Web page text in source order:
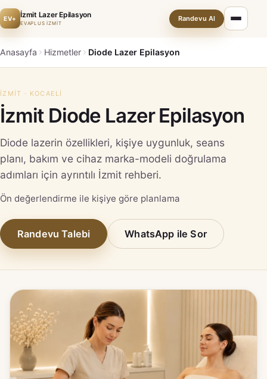
EV+ İzmit Lazer Epilasyon
EVAPLUS İZMİT
Randevu Al
Anasayfa Hizmetler Diode Lazer Epilasyon
İZMIT · KOCAELI
İzmit Diode Lazer Epilasyon
Diode lazerin özellikleri, kişiye uygunluk, seans
planı, bakım ve cihaz marka-modeli doğrulama
adımları için ayrıntılı İzmit rehberi.
Ön değerlendirme ile kişiye göre planlama
Randevu Talebi WhatsApp ile Sor